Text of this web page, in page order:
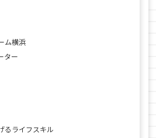
ム横浜
ター
るライフスキル